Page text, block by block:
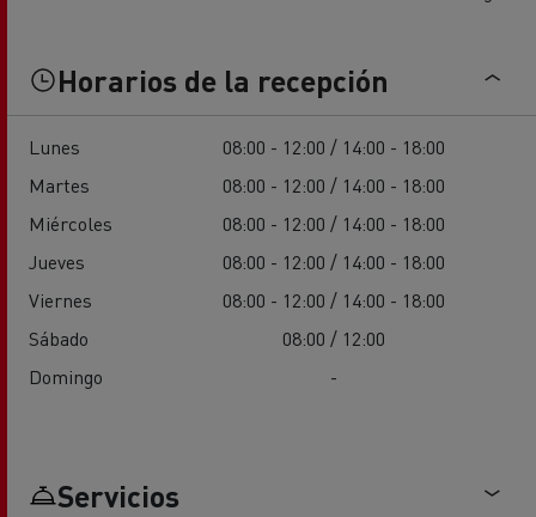
Horarios de la recepción
Lunes
08:00 - 12:00 / 14:00 - 18:00
Martes
08:00 - 12:00 / 14:00 - 18:00
Miércoles
08:00 - 12:00 / 14:00 - 18:00
Jueves
08:00 - 12:00 / 14:00 - 18:00
Viernes
08:00 - 12:00 / 14:00 - 18:00
Sábado
08:00 / 12:00
Domingo
-
Servicios